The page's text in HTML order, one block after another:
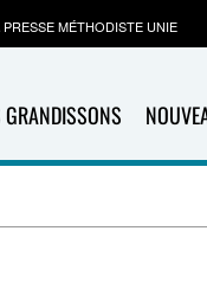
PRESSE MÉTHODISTE UNIE